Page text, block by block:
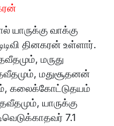
யாருக்கு வாக்கு
தினகரன் உள்ளார்.
மருது
மதுசூதனன்
கலைக்கோட்டுதயம்
யாருக்கு
7.1